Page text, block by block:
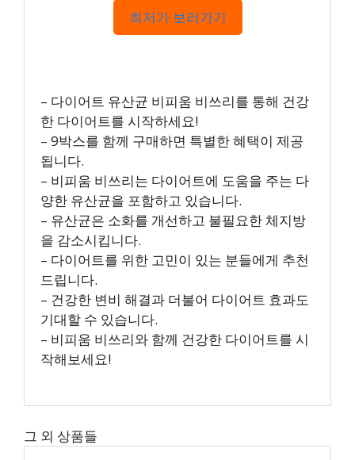
최저가 보러가기
– 다이어트 유산균 비피움 비쓰리를 통해 건강
한 다이어트를 시작하세요!
– 9박스를 함께 구매하면 특별한 혜택이 제공
됩니다.
– 비피움 비쓰리는 다이어트에 도움을 주는 다
양한 유산균을 포함하고 있습니다.
– 유산균은 소화를 개선하고 불필요한 체지방
을 감소시킵니다.
– 다이어트를 위한 고민이 있는 분들에게 추천
드립니다.
– 건강한 변비 해결과 더불어 다이어트 효과도
기대할 수 있습니다.
– 비피움 비쓰리와 함께 건강한 다이어트를 시
작해보세요!
그 외 상품들